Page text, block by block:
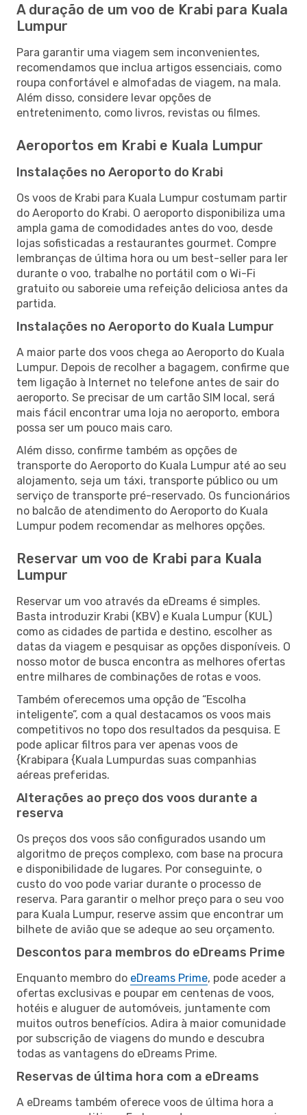
A duração de um voo de Krabi para Kuala
Lumpur
Para garantir uma viagem sem inconvenientes,
recomendamos que inclua artigos essenciais, como
roupa confortável e almofadas de viagem, na mala.
Além disso, considere levar opções de
entretenimento, como livros, revistas ou filmes.
Aeroportos em Krabi e Kuala Lumpur
Instalações no Aeroporto do Krabi
Os voos de Krabi para Kuala Lumpur costumam partir
do Aeroporto do Krabi. O aeroporto disponibiliza uma
ampla gama de comodidades antes do voo, desde
lojas sofisticadas a restaurantes gourmet. Compre
lembranças de última hora ou um best-seller para ler
durante o voo, trabalhe no portátil com o Wi-Fi
gratuito ou saboreie uma refeição deliciosa antes da
partida.
Instalações no Aeroporto do Kuala Lumpur
A maior parte dos voos chega ao Aeroporto do Kuala
Lumpur. Depois de recolher a bagagem, confirme que
tem ligação à Internet no telefone antes de sair do
aeroporto. Se precisar de um cartão SIM local, será
mais fácil encontrar uma loja no aeroporto, embora
possa ser um pouco mais caro.
Além disso, confirme também as opções de
transporte do Aeroporto do Kuala Lumpur até ao seu
alojamento, seja um táxi, transporte público ou um
serviço de transporte pré-reservado. Os funcionários
no balcão de atendimento do Aeroporto do Kuala
Lumpur podem recomendar as melhores opções.
Reservar um voo de Krabi para Kuala
Lumpur
Reservar um voo através da eDreams é simples.
Basta introduzir Krabi (KBV) e Kuala Lumpur (KUL)
como as cidades de partida e destino, escolher as
datas da viagem e pesquisar as opções disponíveis. O
nosso motor de busca encontra as melhores ofertas
entre milhares de combinações de rotas e voos.
Também oferecemos uma opção de “Escolha
inteligente”, com a qual destacamos os voos mais
competitivos no topo dos resultados da pesquisa. E
pode aplicar filtros para ver apenas voos de
{Krabipara {Kuala Lumpurdas suas companhias
aéreas preferidas.
Alterações ao preço dos voos durante a
reserva
Os preços dos voos são configurados usando um
algoritmo de preços complexo, com base na procura
e disponibilidade de lugares. Por conseguinte, o
custo do voo pode variar durante o processo de
reserva. Para garantir o melhor preço para o seu voo
para Kuala Lumpur, reserve assim que encontrar um
bilhete de avião que se adeque ao seu orçamento.
Descontos para membros do eDreams Prime
Enquanto membro do eDreams Prime, pode aceder a
ofertas exclusivas e poupar em centenas de voos,
hotéis e aluguer de automóveis, juntamente com
muitos outros benefícios. Adira à maior comunidade
por subscrição de viagens do mundo e descubra
todas as vantagens do eDreams Prime.
Reservas de última hora com a eDreams
A eDreams também oferece voos de última hora a